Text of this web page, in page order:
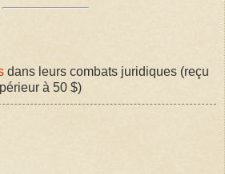
dans leurs combats juridiques (reçu
à 50 $)